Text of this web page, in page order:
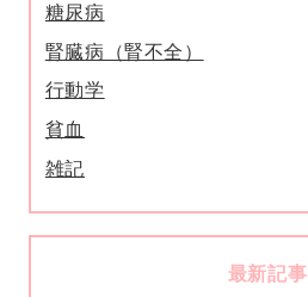
糖尿病
腎臓病（腎不全）
行動学
貧血
雑記
最新記事